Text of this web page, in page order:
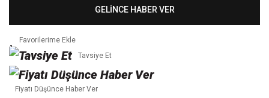
GELİNCE HABER VER
Tavsiye Et
Fiyatı Düşünce Haber Ver